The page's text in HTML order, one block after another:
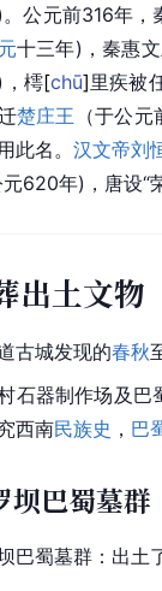
公元前316年，
十三年)，秦惠
樗[chū]里疾被
楚庄王 （于公
此名。 汉文帝刘
620年)，唐设“
出土文物
古城发现的春秋
石器制作场及 巴
西南民族史 ， 巴
坝巴蜀墓群
巴蜀墓群：出土